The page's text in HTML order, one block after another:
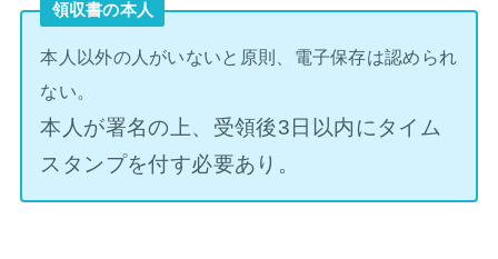
領収書の本人
本人以外の人がいないと原則、電子保存は認められ
ない。
本人が署名の上、受領後3日以内にタイム
スタンプを付す必要あり。